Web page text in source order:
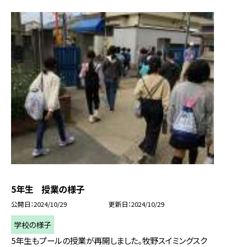
5年生 授業の様子
公開日 2024/10/29 更新日 2024/10/29
学校の様子
5年生もプールの授業が再開しました。牧野スイミングスク